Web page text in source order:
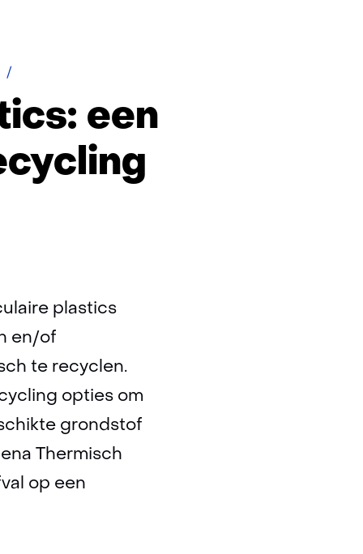
een
plastics
en/of
te recyclen.
opties om
grondstof
Thermisch
op een